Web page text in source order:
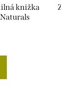
knižka